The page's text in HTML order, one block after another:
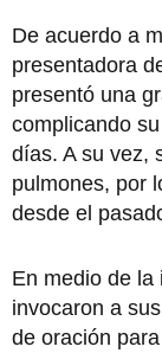
De acuerdo a
presentadora
presentó una
complicando
días. A su vez,
pulmones, por
desde el
En medio de la
invocaron a
de oración